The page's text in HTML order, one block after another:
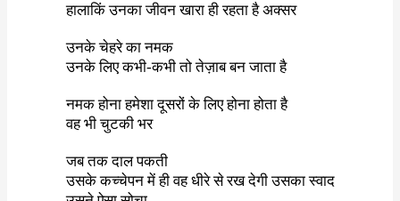
हालाकिं उनका जीवन खारा ही रहता है अक्सर
उनके चेहरे का नमक
उनके लिए कभी-कभी तो तेज़ाब बन जाता है
नमक होना हमेशा दूसरों के लिए होना होता है
वह भी चुटकी भर
जब तक दाल पकती
उसके कच्चेपन में ही वह धीरे से रख देगी उसका स्वाद